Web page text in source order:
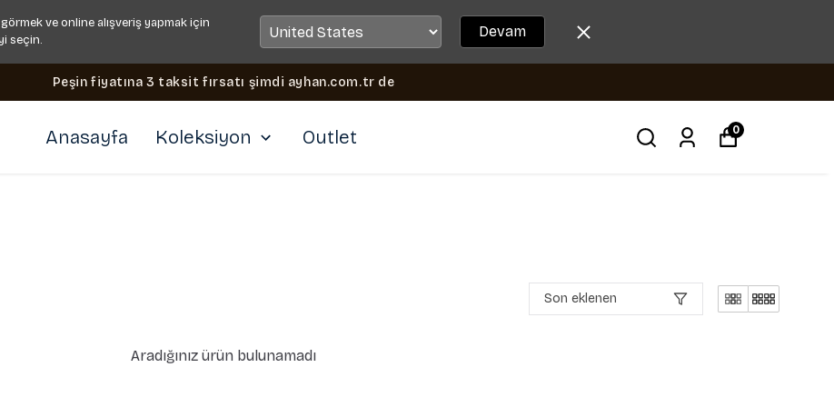
ve online alışveriş yapmak için
seçin.
Devam
Peşin fiyatına 3 taksit fırsatı şimdi ayhan.com.tr de
Anasayfa Koleksiyon Outlet 0
Son eklenen
Aradığınız ürün bulunamadı